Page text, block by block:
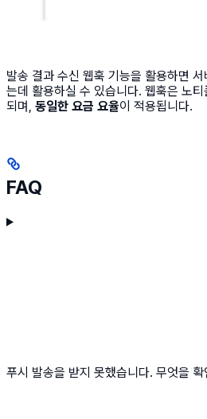
발송 결과 수신 웹훅 기능을 활용하면
는데 활용하실 수 있습니다. 웹훅은 노티
되며, 동일한 요금 요율이 적용됩니다.
FAQ
푸시 발송을 받지 못했습니다. 무엇을